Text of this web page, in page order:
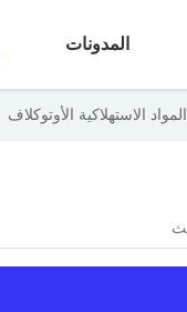
المدونات
المواد الاستهلاكية الأوتوكلاف